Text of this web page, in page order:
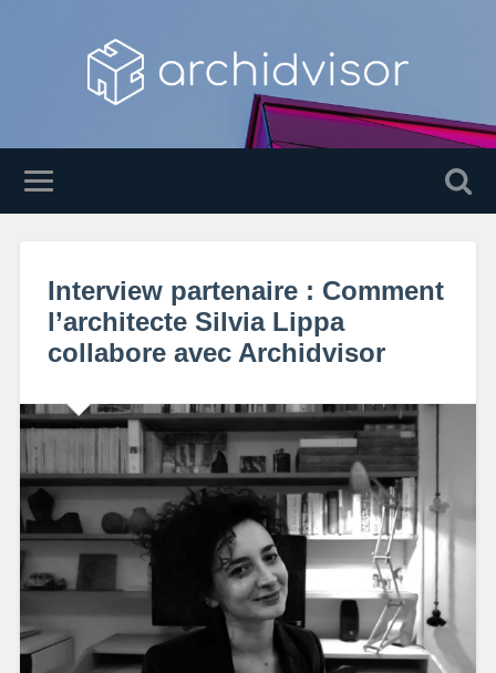
Interview partenaire : Comment
l’architecte Silvia Lippa
collabore avec Archidvisor